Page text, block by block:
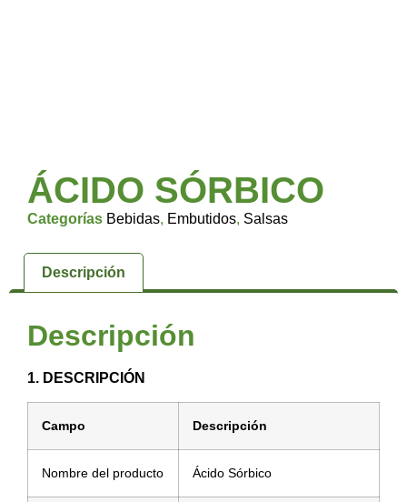
ÁCIDO SÓRBICO
Categorías Bebidas, Embutidos, Salsas
Descripción
Descripción
1. DESCRIPCIÓN
Campo Descripción
Nombre del producto Ácido Sórbico